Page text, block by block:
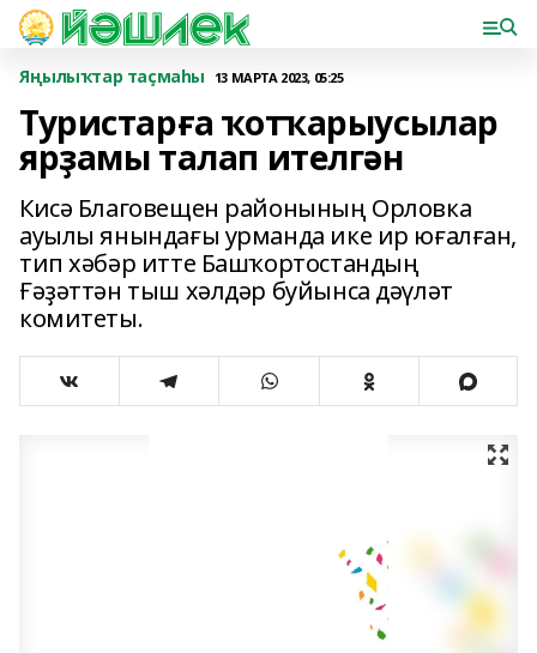
Яңылыҡтар таҫмаһы 13 МАРТА 2023, 05:25
Туристарға ҡотҡарыусылар
ярҙамы талап ителгән
Кисә Благовещен районының Орловка
ауылы янындағы урманда ике ир юғалған,
тип хәбәр итте Башҡортостандың
Ғәҙәттән тыш хәлдәр буйынса дәүләт
комитеты.